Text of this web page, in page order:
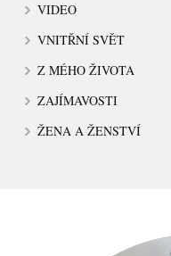
VIDEO
VNITŘNÍ SVĚT
Z MÉHO ŽIVOTA
ZAJÍMAVOSTI
ŽENA A ŽENSTVÍ